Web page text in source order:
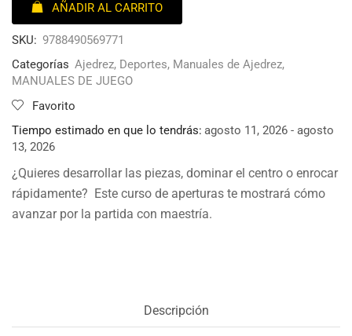
AÑADIR AL CARRITO
SKU: 9788490569771
Categorías Ajedrez, Deportes, Manuales de Ajedrez,
MANUALES DE JUEGO
Favorito
Tiempo estimado en que lo tendrás: agosto 11, 2026 - agosto
13, 2026
¿Quieres desarrollar las piezas, dominar el centro o enrocar
rápidamente? Este curso de aperturas te mostrará cómo
avanzar por la partida con maestría.
Descripción